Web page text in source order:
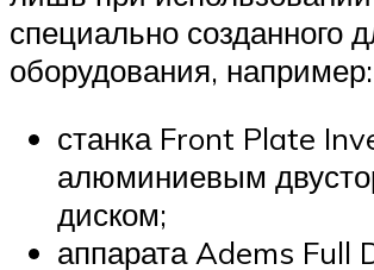
специально созданного
оборудования, например:
станка Front Plate
алюминиевым
диском;
аппарата Adems Full